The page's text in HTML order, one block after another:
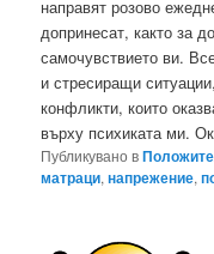
направят розово
допринесат, както за
самочувствието ви.
и стресиращи
конфликти, които
върху психиката ми.
Публикувано в
матраци,напрежение,